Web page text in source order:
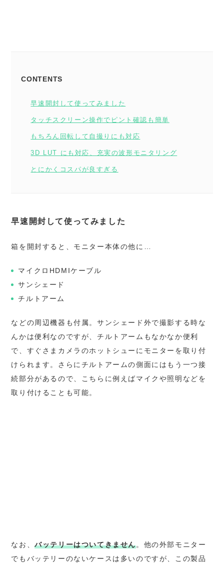
CONTENTS
早速開封して使ってみました
タッチスクリーン操作でピント確認も簡単
もちろん回転して自撮りにも対応
3D LUT にも対応、充実の波形モニタリング
とにかくコスパが良すぎる
早速開封して使ってみました
箱を開封すると、モニター本体の他に…
マイクロHDMIケーブル
サンシェード
チルトアーム
などの周辺機器も付属。サンシェード外で撮影する時な
んかは便利なのですが、チルトアームもなかなか便利
で、すぐさまカメラのホットシューにモニターを取り付
けられます。さらにチルトアームの側面にはもう一つ接
続部分があるので、こちらに例えばマイクや照明などを
取り付けることも可能。
なお、バッテリーはついてきません。他の外部モニター
でもバッテリーのないケースは多いのですが、この製品